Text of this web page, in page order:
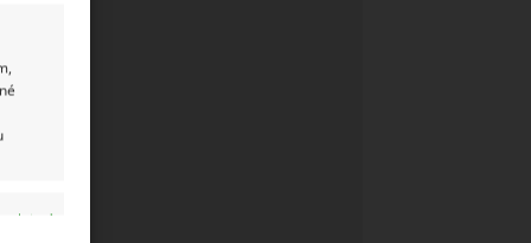
aktivní